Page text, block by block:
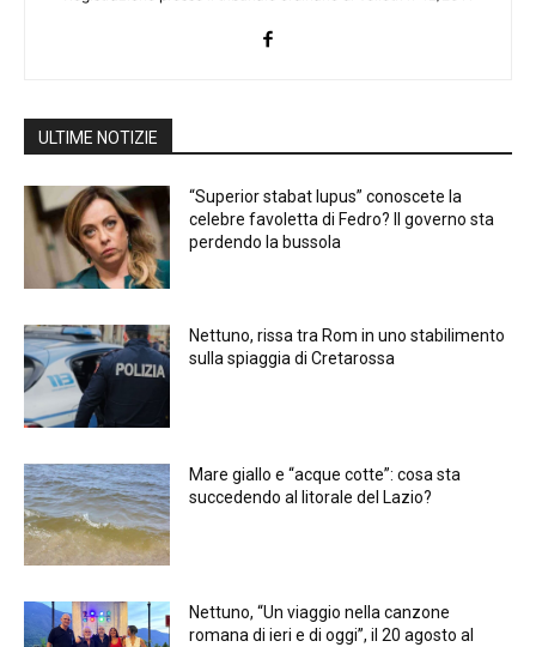
ULTIME NOTIZIE
“Superior stabat lupus” conoscete la
celebre favoletta di Fedro? Il governo sta
perdendo la bussola
Nettuno, rissa tra Rom in uno stabilimento
sulla spiaggia di Cretarossa
Mare giallo e “acque cotte”: cosa sta
succedendo al litorale del Lazio?
Nettuno, “Un viaggio nella canzone
romana di ieri e di oggi”, il 20 agosto al